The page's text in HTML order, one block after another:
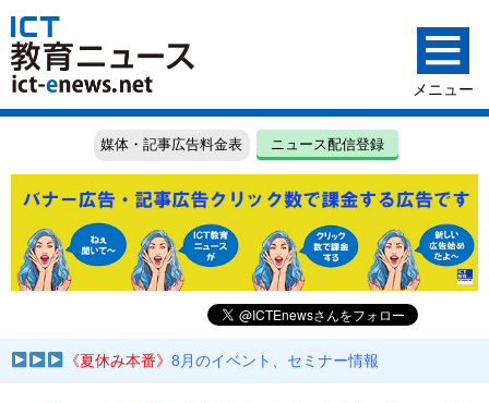
媒体・記事広告料金表 ニュース配信登録
《夏休み本番》8月のイベント、セミナー情報